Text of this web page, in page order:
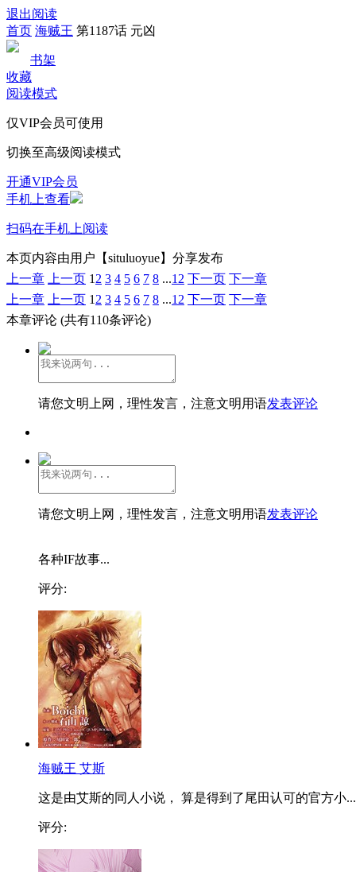
退出阅读
首页 海贼王 第1187话 元凶
书架
收藏
阅读模式
仅VIP会员可使用
切换至高级阅读模式
开通VIP会员
手机上查看
扫码在手机上阅读
本页内容由用户【situluoyue】分享发布
上一章
上一页 1 2 3 4 5 6 7 8 ...12 下一页 下一章
上一章
上一页 1 2 3 4 5 6 7 8 ...12 下一页 下一章
本章评论 (共有110条评论)
请您文明上网，理性发言，注意文明用语发表评论
请您文明上网，理性发言，注意文明用语发表评论
各种IF故事...
评分:
海贼王 艾斯
这是由艾斯的同人小说， 算是得到了尾田认可的官方小...
评分: